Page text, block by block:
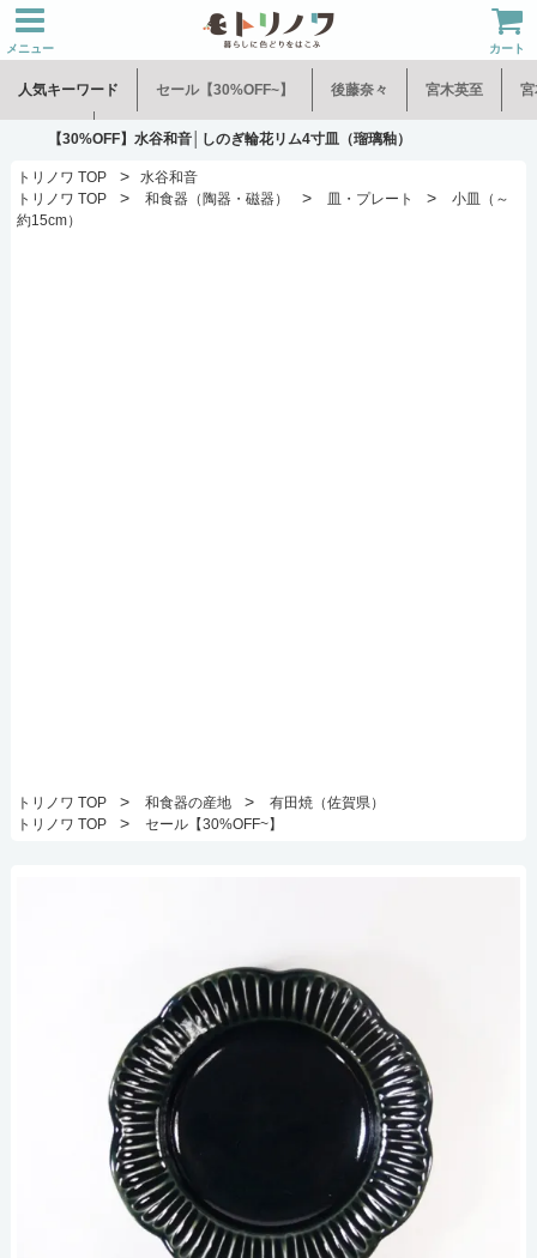
メニュー カート
人気キーワード セール【30%OFF~】 後藤奈々 宮木英至 宮
水谷和音 児玉修治
【30%OFF】水谷和音│しのぎ輪花リム4寸皿（瑠璃釉）
トリノワ TOP >
水谷和音
トリノワ TOP
> 和食器（陶器・磁器） > 皿・プレート >
小皿（～
約15cm）
トリノワ TOP > 和食器の産地 >
有田焼（佐賀県）
トリノワ TOP
> セール【30%OFF~】